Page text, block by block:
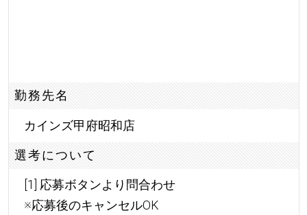
勤務先名
カインズ甲府昭和店
選考について
[1] 応募ボタンより問合わせ
※応募後のキャンセルOK